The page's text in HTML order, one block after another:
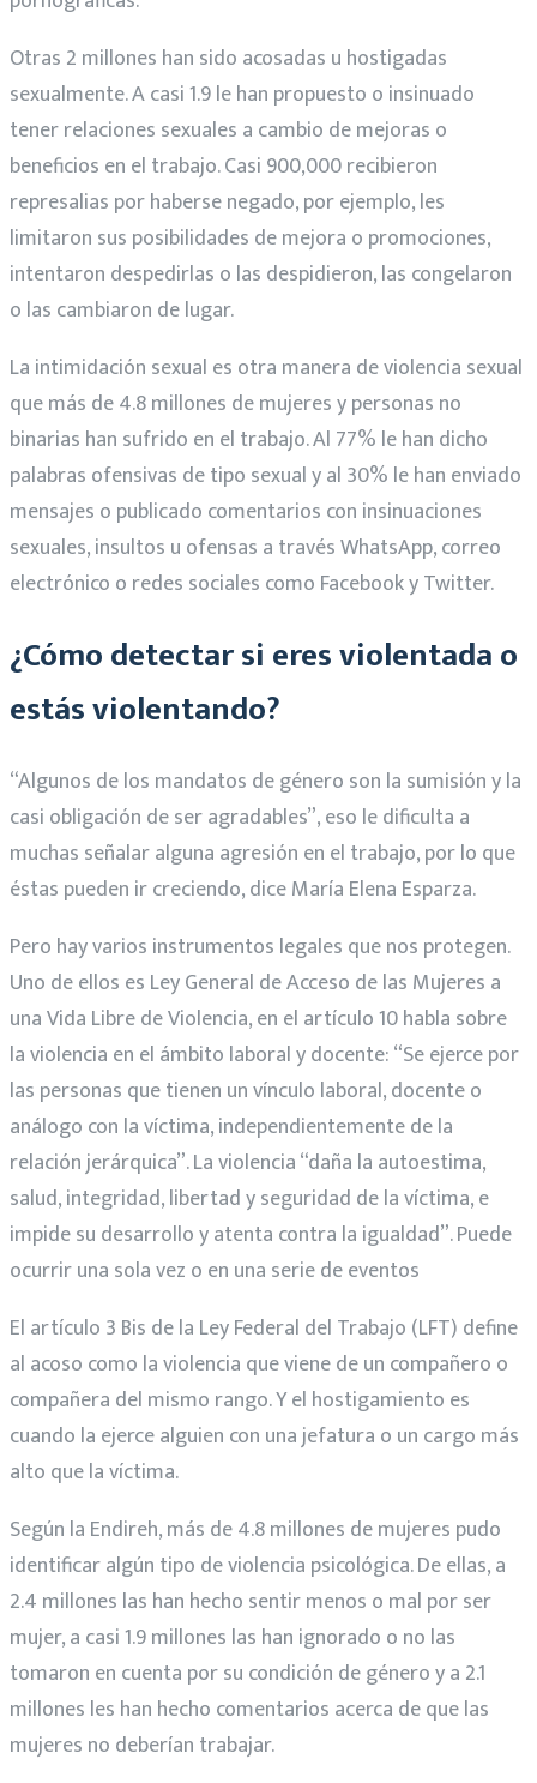
Otras 2 millones han sido acosadas u hostigadas
sexualmente. A casi 1.9 le han propuesto o insinuado
tener relaciones sexuales a cambio de mejoras o
beneficios en el trabajo. Casi 900,000 recibieron
represalias por haberse negado, por ejemplo, les
limitaron sus posibilidades de mejora o promociones,
intentaron despedirlas o las despidieron, las congelaron
o las cambiaron de lugar.
La intimidación sexual es otra manera de violencia sexual
que más de 4.8 millones de mujeres y personas no
binarias han sufrido en el trabajo. Al 77% le han dicho
palabras ofensivas de tipo sexual y al 30% le han enviado
mensajes o publicado comentarios con insinuaciones
sexuales, insultos u ofensas a través WhatsApp, correo
electrónico o redes sociales como Facebook y Twitter.
¿Cómo detectar si eres violentada o
estás violentando?
“Algunos de los mandatos de género son la sumisión y la
casi obligación de ser agradables”, eso le dificulta a
muchas señalar alguna agresión en el trabajo, por lo que
éstas pueden ir creciendo, dice María Elena Esparza.
Pero hay varios instrumentos legales que nos protegen.
Uno de ellos es Ley General de Acceso de las Mujeres a
una Vida Libre de Violencia, en el artículo 10 habla sobre
la violencia en el ámbito laboral y docente: “Se ejerce por
las personas que tienen un vínculo laboral, docente o
análogo con la víctima, independientemente de la
relación jerárquica”. La violencia “daña la autoestima,
salud, integridad, libertad y seguridad de la víctima, e
impide su desarrollo y atenta contra la igualdad”. Puede
ocurrir una sola vez o en una serie de eventos
El artículo 3 Bis de la Ley Federal del Trabajo (LFT) define
al acoso como la violencia que viene de un compañero o
compañera del mismo rango. Y el hostigamiento es
cuando la ejerce alguien con una jefatura o un cargo más
alto que la víctima.
Según la Endireh, más de 4.8 millones de mujeres pudo
identificar algún tipo de violencia psicológica. De ellas, a
2.4 millones las han hecho sentir menos o mal por ser
mujer, a casi 1.9 millones las han ignorado o no las
tomaron en cuenta por su condición de género y a 2.1
millones les han hecho comentarios acerca de que las
mujeres no deberían trabajar.